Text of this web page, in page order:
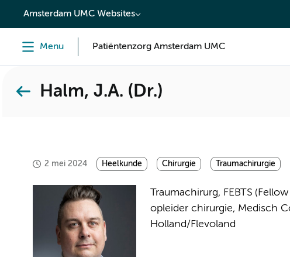
content
Amsterdam UMC Websites
Menu Patiëntenzorg Amsterdam UMC
Halm, J.A. (Dr.)
2 mei 2024 Heelkunde Chirurgie Traumachirurgie
Traumachirurg, FEBTS
opleider chirurgie, Medisch
Holland/Flevoland